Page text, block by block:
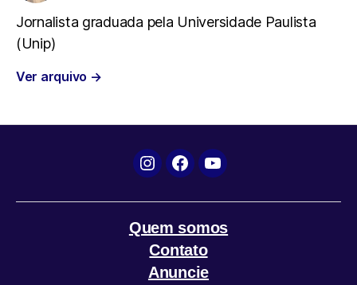
o
k p m
Jornalista graduada pela Universidade Paulista
(Unip)
Ver arquivo →
Instagram
FacebookYouTube
Quem somos
Contato
Anuncie